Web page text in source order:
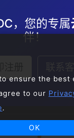
，您的专属
伴！
Rights Reserved.
ensure the best
to our
.
OK